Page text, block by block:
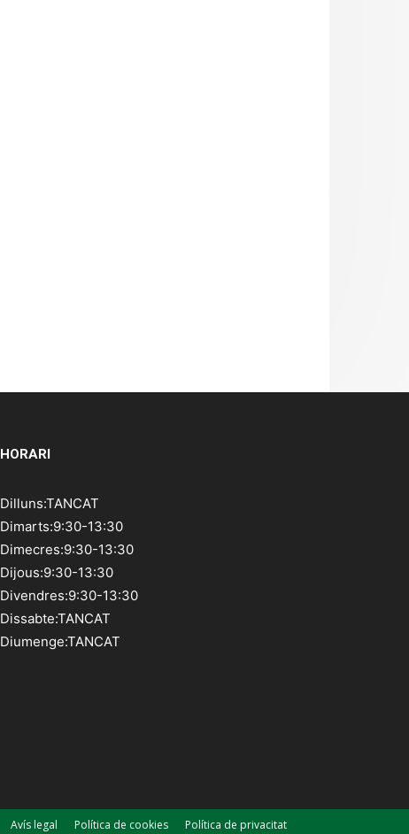
HORARI
Dilluns:TANCAT
Dimarts:9:30-13:30
Dimecres:9:30-13:30
Dijous:9:30-13:30
Divendres:9:30-13:30
Dissabte:TANCAT
Diumenge:TANCAT
Avís legal Política de cookies Política de privacitat